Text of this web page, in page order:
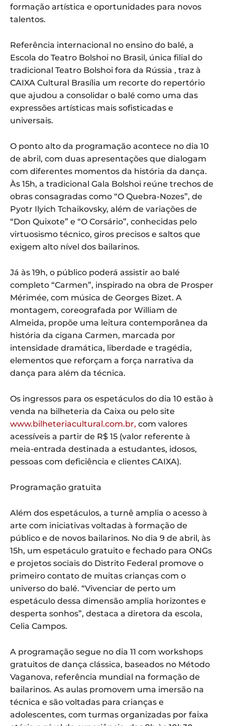
formação artística e oportunidades para novos
talentos.
Referência internacional no ensino do balé, a
Escola do Teatro Bolshoi no Brasil, única filial do
tradicional Teatro Bolshoi fora da Rússia , traz à
CAIXA Cultural Brasília um recorte do repertório
que ajudou a consolidar o balé como uma das
expressões artísticas mais sofisticadas e
universais.
O ponto alto da programação acontece no dia 10
de abril, com duas apresentações que dialogam
com diferentes momentos da história da dança.
Às 15h, a tradicional Gala Bolshoi reúne trechos de
obras consagradas como “O Quebra-Nozes”, de
Pyotr Ilyich Tchaikovsky, além de variações de
“Don Quixote” e “O Corsário”, conhecidas pelo
virtuosismo técnico, giros precisos e saltos que
exigem alto nível dos bailarinos.
Já às 19h, o público poderá assistir ao balé
completo “Carmen”, inspirado na obra de Prosper
Mérimée, com música de Georges Bizet. A
montagem, coreografada por William de
Almeida, propõe uma leitura contemporânea da
história da cigana Carmen, marcada por
intensidade dramática, liberdade e tragédia,
elementos que reforçam a força narrativa da
dança para além da técnica.
Os ingressos para os espetáculos do dia 10 estão à
venda na bilheteria da Caixa ou pelo site
www.bilheteriacultural.com.br, com valores
acessíveis a partir de R$ 15 (valor referente à
meia-entrada destinada a estudantes, idosos,
pessoas com deficiência e clientes CAIXA).
Programação gratuita
Além dos espetáculos, a turnê amplia o acesso à
arte com iniciativas voltadas à formação de
público e de novos bailarinos. No dia 9 de abril, às
15h, um espetáculo gratuito e fechado para ONGs
e projetos sociais do Distrito Federal promove o
primeiro contato de muitas crianças com o
universo do balé. “Vivenciar de perto um
espetáculo dessa dimensão amplia horizontes e
desperta sonhos”, destaca a diretora da escola,
Celia Campos.
A programação segue no dia 11 com workshops
gratuitos de dança clássica, baseados no Método
Vaganova, referência mundial na formação de
bailarinos. As aulas promovem uma imersão na
técnica e são voltadas para crianças e
adolescentes, com turmas organizadas por faixa